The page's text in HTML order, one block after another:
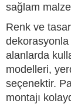
sağlam
Renk ve
dekorasyonla
alanlarda
modelleri,
seçenektir.
montajı